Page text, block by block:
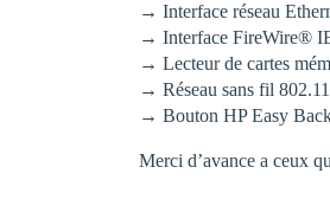
→ Interface réseau
→ Interface FireWire®
→ Lecteur de cartes
→ Réseau sans fil
→ Bouton HP Easy
Merci d’avance a ceux